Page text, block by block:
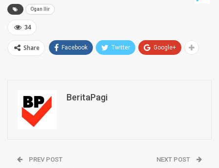
Ogan Ilir
34
Share Facebook Twitter Google+
BeritaPagi
PREV POST NEXT POST